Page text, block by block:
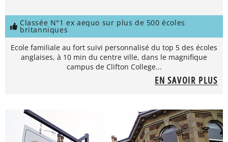
Classée N°1 ex aequo sur plus de 500 écoles
britanniques
Ecole familiale au fort suivi personnalisé du top 5 des écoles
anglaises, à 10 min du centre ville, dans le magnifique
campus de Clifton College...
EN SAVOIR PLUS